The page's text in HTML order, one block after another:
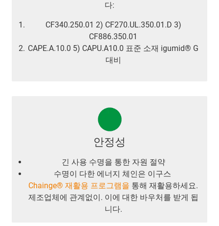
다:
CF340.250.01 2) CF270.UL.350.01.D 3)
CF886.350.01
CAPE.A.10.0 5) CAPU.A10.0 표준 소재 igumid® G
대비
안정성
긴 사용 수명을 통한 자원 절약
수명이 다한 에너지 체인은 이구스
Chainge® 재활용 프로그램을 통해 재활용하세요.
제조업체에 관계없이. 이에 대한 바우처를 받게 됩
니다.